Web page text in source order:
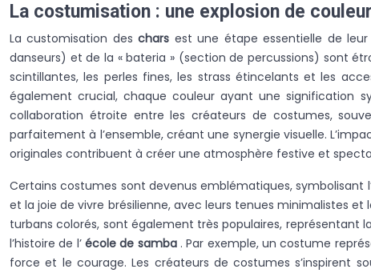
La costumisation : une explosion de
La customisation deschars est une étape essentielle de
danseurs) et de la « bateria » (section de percussions) sont
scintillantes, les perles fines, les strass étincelants et les
également crucial, chaque couleur ayant une signification
collaboration étroite entre les créateurs de costumes,
parfaitement à l’ensemble, créant une synergie visuelle.
originales contribuent à créer une atmosphère festive et
Certains costumes sont devenus emblématiques, symbolisant
et la joie de vivre brésilienne, avec leurs tenues minimalistes
turbans colorés, sont également très populaires,
l’histoire de l’ école de samba . Par exemple, un costume
force et le courage. Les créateurs de costumes s’inspirent